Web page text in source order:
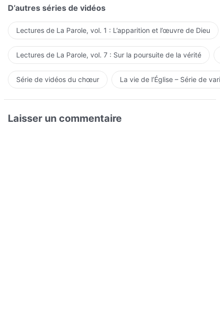
D’autres séries de vidéos
Lectures de La Parole, vol. 1 : L’apparition et l’œuvre de Dieu
Lectures de La Parole, vol. 7 : Sur la poursuite de la vérité
Série de vidéos du chœur La vie de l’Église – Série de
Laisser un commentaire